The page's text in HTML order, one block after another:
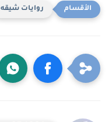
روايات شيقه